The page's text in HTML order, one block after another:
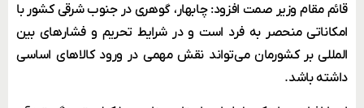
قائم مقام وزیر صمت افزود: چابهار، گوهری در جنوب شرقی کشور با
امکاناتی منحصر به فرد است و در شرایط تحریم و فشار‌های بین
المللی بر کشورمان می‌تواند نقش مهمی در ورود کالا‌های اساسی
داشته باشد.